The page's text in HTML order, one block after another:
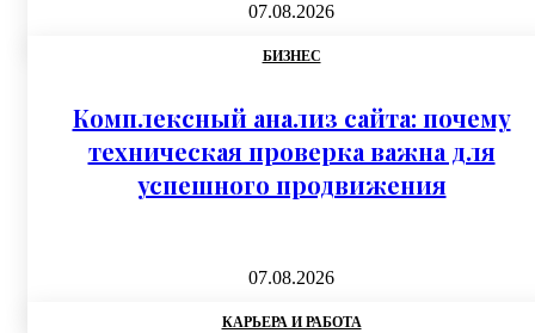
07.08.2026
БИЗНЕС
Комплексный анализ сайта: почему
техническая проверка важна для
успешного продвижения
07.08.2026
КАРЬЕРА И РАБОТА